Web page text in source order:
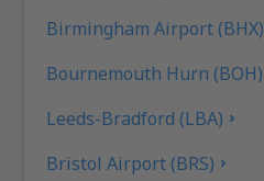
Birmingham Airport (BHX)
Bournemouth Hurn (BOH)
Leeds-Bradford (LBA)
Bristol Airport (BRS)